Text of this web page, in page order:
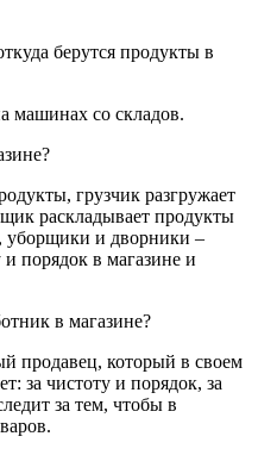
берутся продукты в
машинах со складов.
грузчик разгружает
раскладывает продукты
уборщики и дворники –
порядок в магазине и
в магазине?
продавец, который в своем
за чистоту и порядок, за
за тем, чтобы в